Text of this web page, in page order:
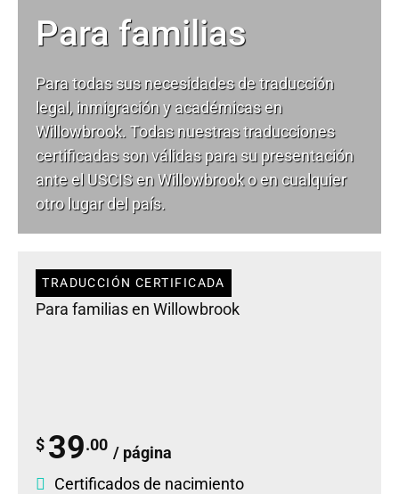
Para familias
Para todas sus necesidades detraducción
legal, inmigración y académicas en
Willowbrook. Todas nuestras traducciones
certificadas son válidas para su presentación
ante el USCIS en Willowbrook o en cualquier
otro lugar del país.
TRADUCCIÓN CERTIFICADA
Para familias en Willowbrook
$ 39.00 / página
Certificados de nacimiento